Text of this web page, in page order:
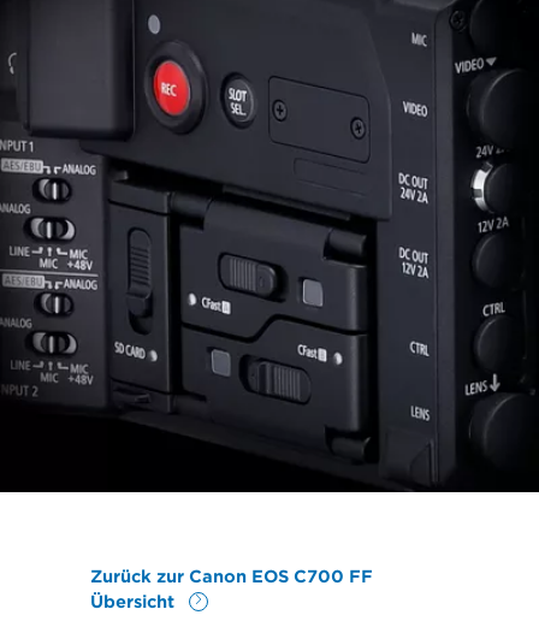
Zurück zur Canon EOS C700 FF
Übersicht